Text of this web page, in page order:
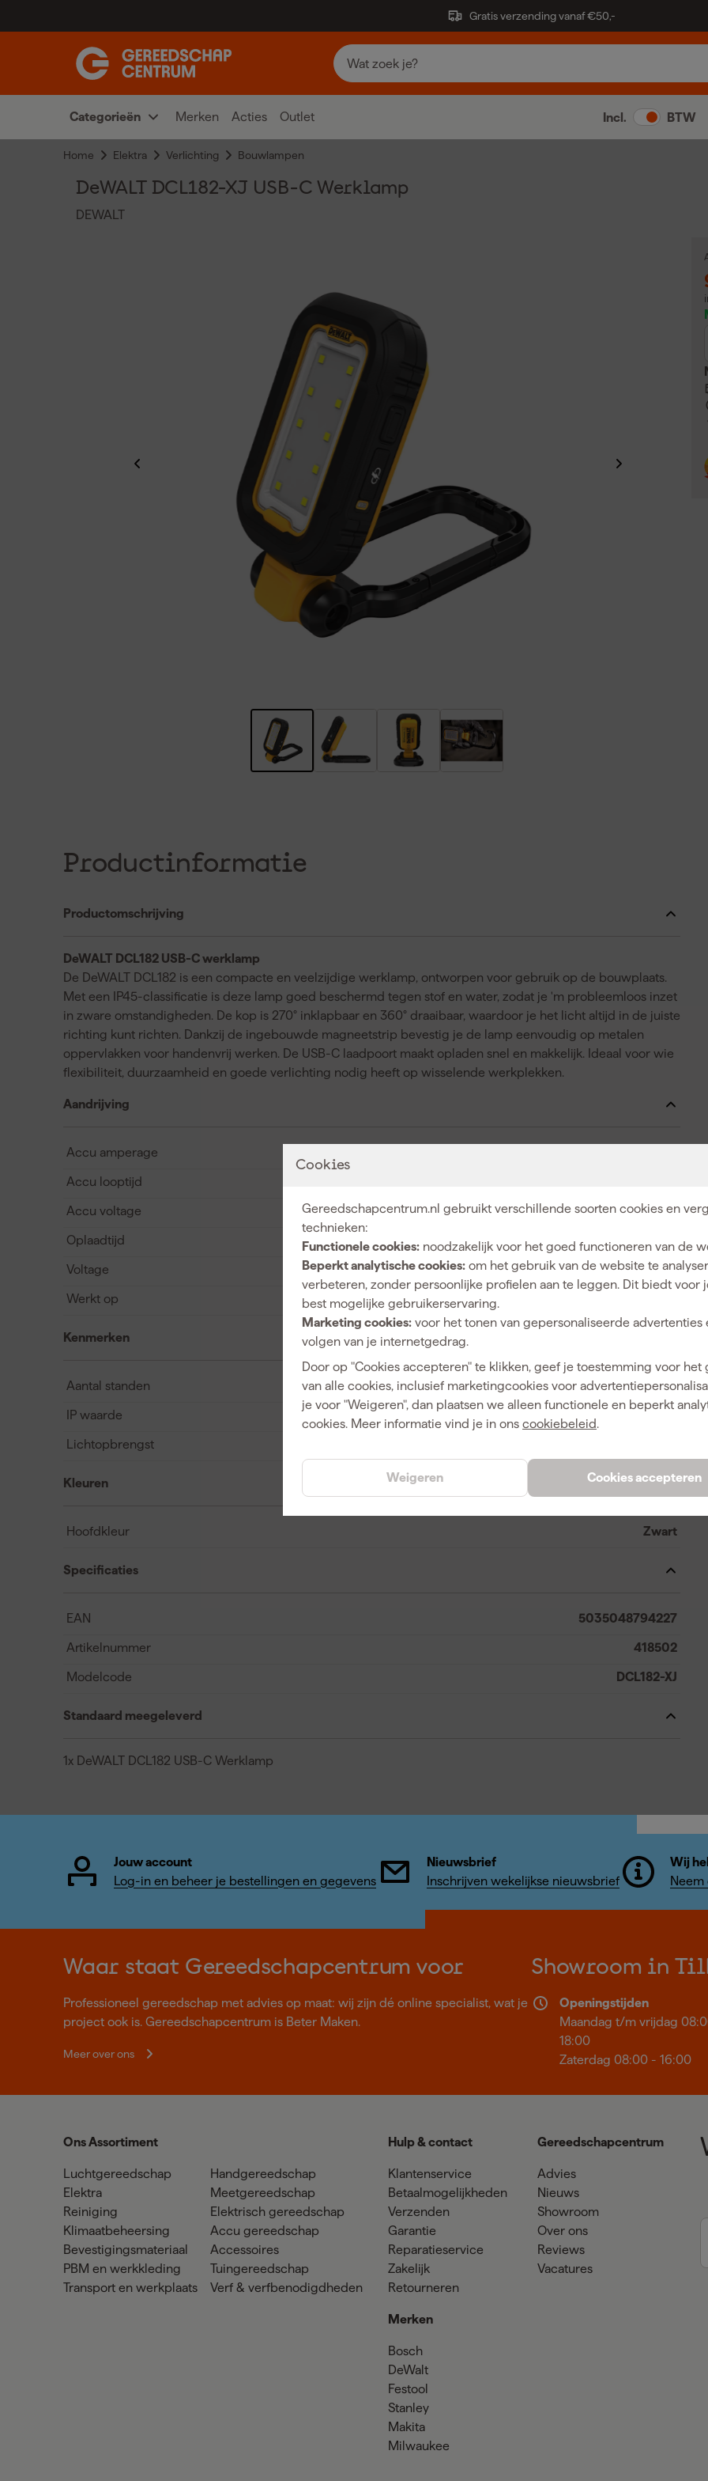
Gratis verzending vanaf €50,-
Categorieën Merken Acties Outlet Incl. BTW
Home Elektra Verlichting Bouwlampen
Cookies
Gereedschapcentrum.nl gebruikt verschillende soorten cookies en
technieken:
Functionele cookies: noodzakelijk voor het goed functioneren van de
Beperkt analytische cookies: om het gebruik van de website te
verbeteren, zonder persoonlijke profielen aan te leggen. Dit biedt voor
best mogelijke gebruikerservaring.
Marketing cookies: voor het tonen van gepersonaliseerde advertenties
volgen van je internetgedrag.
Door op "Cookies accepteren" te klikken, geef je toestemming voor het
van alle cookies, inclusief marketingcookies voor
je voor "Weigeren", dan plaatsen we alleen functionele en beperkt
cookies. Meer informatie vind je in ons cookiebeleid.
Cookies accepteren
Weigeren
DeWALT DCL182-XJ USB-C Werklamp
DEWALT
Productinformatie
Productomschrijving
DeWALT DCL182 USB-C werklamp
De DeWALT DCL182 is een compacte en veelzijdige werklamp, ontworpen voor gebruik op de bouwplaats.
Met een IP45-classificatie is deze lamp goed beschermd tegen stof en water, zodat je 'm probleemloos inzet
in zware omstandigheden. De kop is 270° inklapbaar en 360° draaibaar, waardoor je het licht altijd in de juiste
richting kunt richten. Dankzij de ingebouwde magneetstrip bevestig je de lamp eenvoudig op metalen
oppervlakken voor handenvrij werken. De USB-C laadpoort maakt opladen snel en makkelijk. Ideaal voor wie
flexibiliteit, duurzaamheid en goede verlichting nodig heeft op wisselende werkplekken.
Aandrijving
Accu amperage
Accu looptijd
Accu voltage 3.6 V
Oplaadtijd
Voltage 3.6
Werkt op
Kenmerken
Aantal standen 3
IP waarde
Lichtopbrengst
Kleuren
Hoofdkleur Zwart
Specificaties
EAN 5035048794227
Artikelnummer 418502
Modelcode DCL182-XJ
Standaard meegeleverd
1x DeWALT DCL182 USB-C Werklamp
Jouw account
Log-in en beheer je bestellingen en gegevens
Nieuwsbrief
Inschrijven wekelijkse nieuwsbrief
Wij
Waar staat Gereedschapcentrum voor
Professioneel gereedschap met advies op maat: wij zijn dé online specialist, wat je
project ook is. Gereedschapcentrum is Beter Maken.
Meer over ons
Showroom in
Openingstijden
Maandag t/m vrijdag
18:00
Zaterdag 08:00 - 16:00
Ons Assortiment
Luchtgereedschap
Elektra
Reiniging
Klimaatbeheersing
Bevestigingsmateriaal
PBM en werkkleding
Transport en werkplaats
Handgereedschap
Meetgereedschap
Elektrisch gereedschap
Accu gereedschap
Accessoires
Tuingereedschap
Verf & verfbenodigdheden
Hulp & contact
Klantenservice
Betaalmogelijkheden
Verzenden
Garantie
Reparatieservice
Zakelijk
Retourneren
Merken
Bosch
DeWalt
Festool
Stanley
Makita
Milwaukee
Gereedschapcentrum
Advies
Nieuws
Showroom
Over ons
Reviews
Vacatures